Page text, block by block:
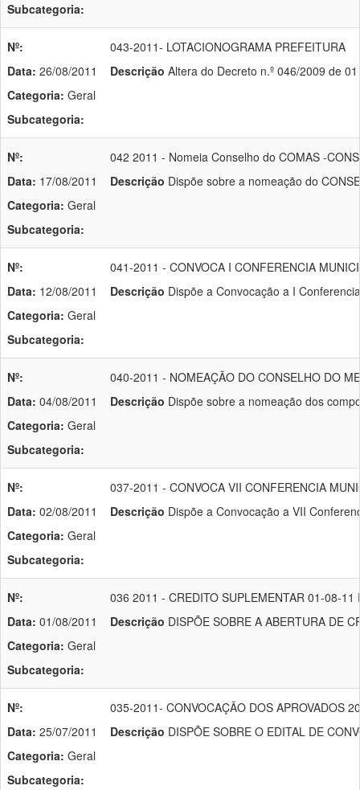
Subcategoria:
Nº:
Data: 26/08/2011
Categoria: Geral
Subcategoria:
043-2011- LOTACIONOGRAMA PREFEITURA
Descrição Altera do Decreto n.º 046/2009 de
Nº:
Data: 17/08/2011
Categoria: Geral
Subcategoria:
042 2011 - Nomeia Conselho do COMAS -
Descrição Dispõe sobre a nomeação do
Nº:
Data: 12/08/2011
Categoria: Geral
Subcategoria:
041-2011 - CONVOCA I CONFERENCIA
Descrição Dispõe a Convocação a I
Nº:
Data: 04/08/2011
Categoria: Geral
Subcategoria:
040-2011 - NOMEAÇÃO DO CONSELHO DO
Descrição Dispõe sobre a nomeação dos
Nº:
Data: 02/08/2011
Categoria: Geral
Subcategoria:
037-2011 - CONVOCA VII CONFERENCIA
Descrição Dispõe a Convocação a VII
Nº:
Data: 01/08/2011
Categoria: Geral
Subcategoria:
036 2011 - CREDITO SUPLEMENTAR 01-08-11
Descrição DISPÕE SOBRE A ABERTURA DE
Nº:
Data: 25/07/2011
Categoria: Geral
Subcategoria:
035-2011- CONVOCAÇÃO DOS APROVADOS
Descrição DISPÕE SOBRE O EDITAL DE